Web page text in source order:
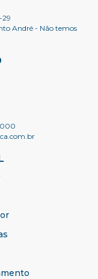
29
André - Não temos